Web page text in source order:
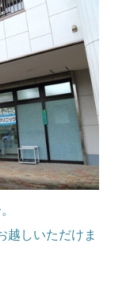
越しいただけま